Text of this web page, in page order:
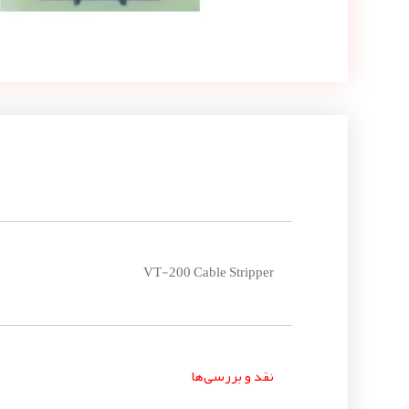
VT-200 Cable Stripper
نقد و بررسی‌ها